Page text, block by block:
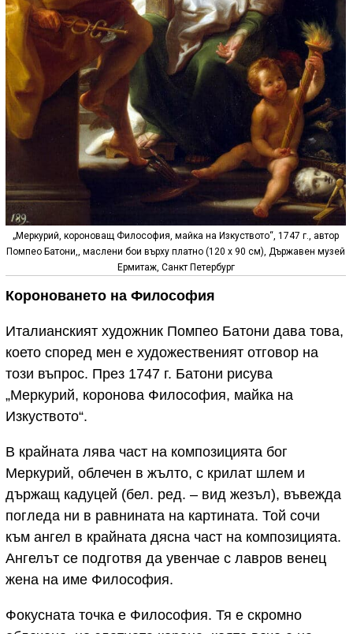
„Меркурий, короноващ Философия, майка на Изкуството“, 1747 г., автор
Помпео Батони,, маслени бои върху платно (120 x 90 см), Държавен музей
Ермитаж, Санкт Петербург
Короноването на Философия
Италианският художник Помпео Батони дава това,
което според мен е художественият отговор на
този въпрос. През 1747 г. Батони рисува
„Меркурий, коронова Философия, майка на
Изкуството“.
В крайната лява част на композицията бог
Меркурий, облечен в жълто, с крилат шлем и
държащ кадуцей (бел. ред. – вид жезъл), въвежда
погледа ни в равнината на картината. Той сочи
към ангел в крайната дясна част на композицията.
Ангелът се подготвя да увенчае с лавров венец
жена на име Философия.
Фокусната точка е Философия. Тя е скромно